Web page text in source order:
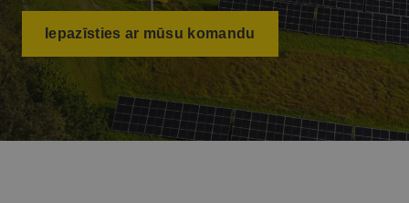
Iepazīsties ar mūsu komandu